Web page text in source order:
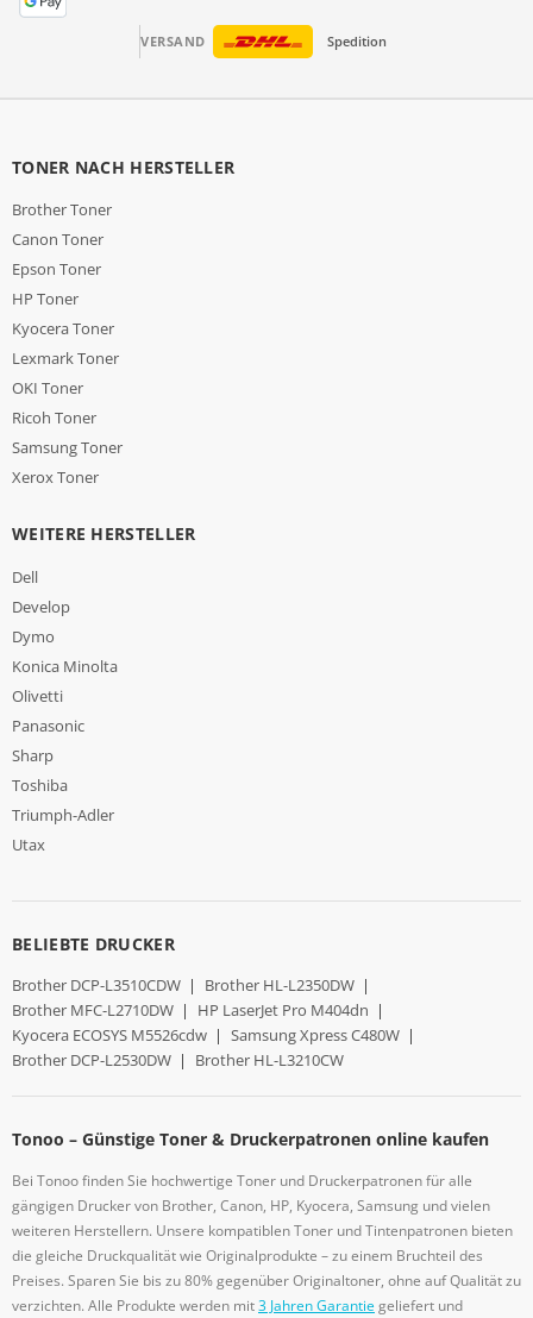
VERSAND Spedition
TONER NACH HERSTELLER
Brother Toner
Canon Toner
Epson Toner
HP Toner
Kyocera Toner
Lexmark Toner
OKI Toner
Ricoh Toner
Samsung Toner
Xerox Toner
WEITERE HERSTELLER
Dell
Develop
Dymo
Konica Minolta
Olivetti
Panasonic
Sharp
Toshiba
Triumph-Adler
Utax
BELIEBTE DRUCKER
Brother DCP-L3510CDW | Brother HL-L2350DW |
Brother MFC-L2710DW | HP LaserJet Pro M404dn |
Kyocera ECOSYS M5526cdw | Samsung Xpress C480W |
Brother DCP-L2530DW | Brother HL-L3210CW
Tonoo – Günstige Toner & Druckerpatronen online kaufen
Bei Tonoo finden Sie hochwertige Toner und Druckerpatronen für alle
gängigen Drucker von Brother, Canon, HP, Kyocera, Samsung und vielen
weiteren Herstellern. Unsere kompatiblen Toner und Tintenpatronen bieten
die gleiche Druckqualität wie Originalprodukte – zu einem Bruchteil des
Preises. Sparen Sie bis zu 80% gegenüber Originaltoner, ohne auf Qualität zu
verzichten. Alle Produkte werden mit3 Jahren Garantiegeliefert und